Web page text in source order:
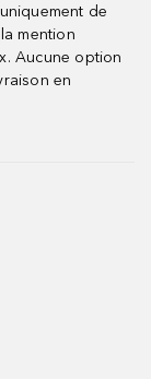
de
mention
Aucune option
en